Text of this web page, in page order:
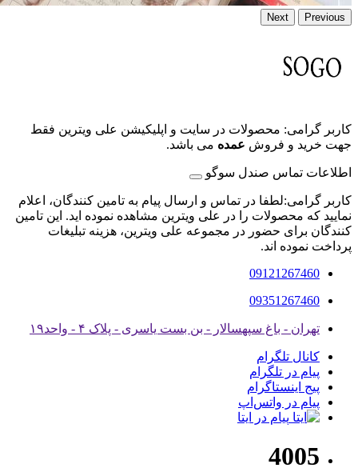
Previous
Next
کاربر گرامی: محصولات در سایت و اپلیکیشن علی ویترین فقط
جهت خرید و فروش عمده می باشد.
اطلاعات تماس صندل سوگو
کاربر گرامی:لطفا در تماس و ارسال پیام به تامین کنندگان، اعلام
نمایید که محصولات را در علی ویترین مشاهده نموده اید. این تامین
کنندگان برای حضور در مجموعه علی ویترین، هزینه تبلیغات
پرداخت نموده اند.
09121267460
09351267460
تهران - باغ سپهسالار - بن بست یاسری - پلاک ۴ - واحد۱۹
کانال تلگرام
پیام در تلگرام
پیج اینستاگرام
پیام در واتس‌اپ
پیام در ایتا
4005